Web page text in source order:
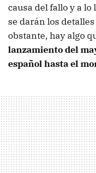
causa del fallo y a
se darán los
obstante, hay algo
lanzamiento del
español hasta el